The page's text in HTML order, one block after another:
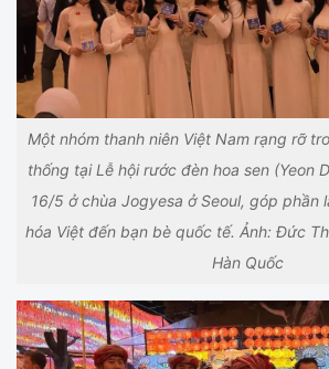
Một nhóm thanh niên Việt Nam rạng rỡ
thống tại Lễ hội rước đèn hoa sen (Yeon
16/5 ở chùa Jogyesa ở Seoul, góp phần
hóa Việt đến bạn bè quốc tế. Ảnh: Đức
Hàn Quốc